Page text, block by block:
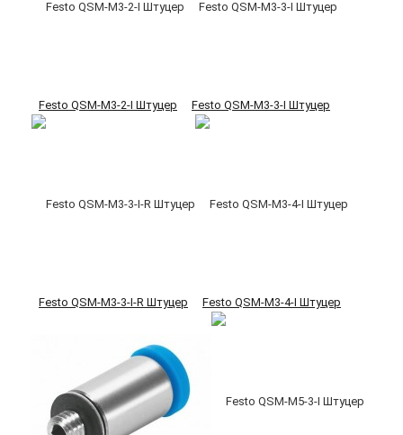
Festo QSM-M3-2-I Штуцер Festo QSM-M3-3-I Штуцер
Festo QSM-M3-3-I-R Штуцер Festo QSM-M3-4-I Штуцер